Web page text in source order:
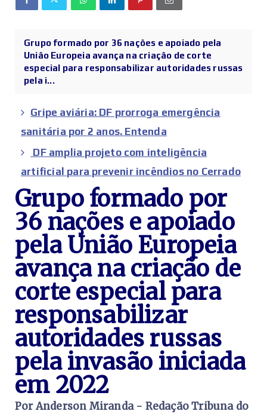
Grupo formado por 36 nações e apoiado pela
União Europeia avança na criação de corte
especial para responsabilizar autoridades russas
pela i...
Gripe aviária: DF prorroga emergência
sanitária por 2 anos. Entenda
DF amplia projeto com inteligência
artificial para prevenir incêndios no Cerrado
Grupo formado por
36 nações e apoiado
pela União Europeia
avança na criação de
corte especial para
responsabilizar
autoridades russas
pela invasão iniciada
em 2022
Por Anderson Miranda - Redação Tribuna do